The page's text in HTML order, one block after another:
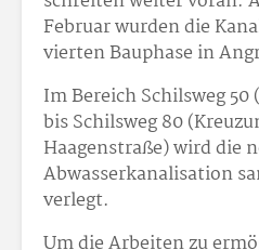
Februar wurden die
vierten Bauphase in
Im Bereich Schilsweg
bis Schilsweg 80
Haagenstraße) wird die
Abwasserkanalisation
verlegt.
Um die Arbeiten zu